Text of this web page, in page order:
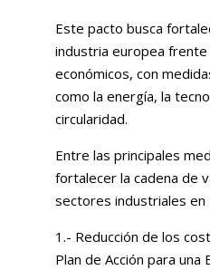
Este pacto busca
industria europea
económicos, con
como la energía, la
circularidad.
Entre las principales
fortalecer la cadena de
sectores industriales en
1.- Reducción de los
Plan de Acción para una